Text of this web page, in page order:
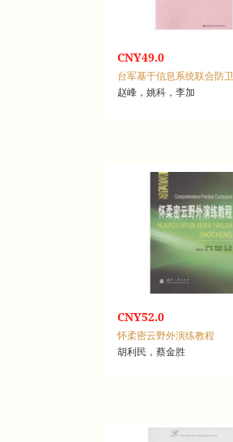
CNY49.0
赵峰，姚科，李加
CNY52.0
怀柔密云野外演练教程
胡利民，蔡金胜